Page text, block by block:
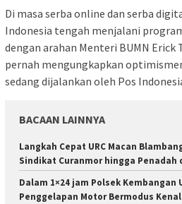
Di masa serba online dan serba
Indonesia tengah menjalani
dengan arahan Menteri BUMN Erick
pernah mengungkapkan
sedang dijalankan oleh Pos
BACAAN LAINNYA
Langkah Cepat URC Macan
Sindikat Curanmor hingga Penadah
Dalam 1×24 jam Polsek Kembangan
Penggelapan Motor Bermodus